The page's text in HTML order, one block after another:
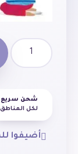
شحن سريع
لكل المناطق
أضيفوا